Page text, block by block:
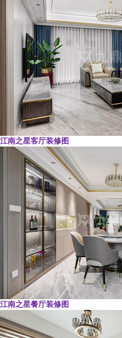
江南之星客厅装修图
江南之星餐厅装修图